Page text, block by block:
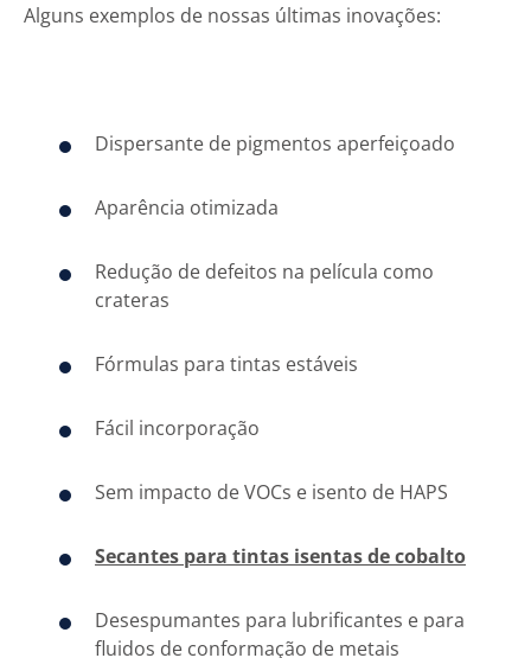
Alguns exemplos de nossas últimas inovações:
Dispersante de pigmentos aperfeiçoado
Aparência otimizada
Redução de defeitos na película como
crateras
Fórmulas para tintas estáveis
Fácil incorporação
Sem impacto de VOCs e isento de HAPS
Secantes para tintas isentas de cobalto
Desespumantes para lubrificantes e para
fluidos de conformação de metais